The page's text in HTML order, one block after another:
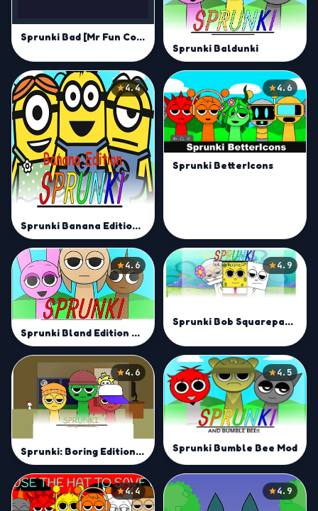
Sprunki Bad [Mr Fun Computer]
Sprunki Baldunki
4.4
Sprunki Banana Edition Mod
4.6
Sprunki BetterIcons
4.6
Sprunki Bland Edition Mod
4.9
Sprunki Bob Squarepants Mod
4.6
Sprunki: Boring Edition Mod
4.5
Sprunki Bumble Bee Mod
4.4 4.9